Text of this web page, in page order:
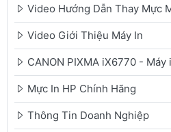
Video Hướng Dẫn Thay Mực
Video Giới Thiệu Máy In
CANON PIXMA iX6770 -
Mực In HP Chính Hãng
Thông Tin Doanh Nghiệp